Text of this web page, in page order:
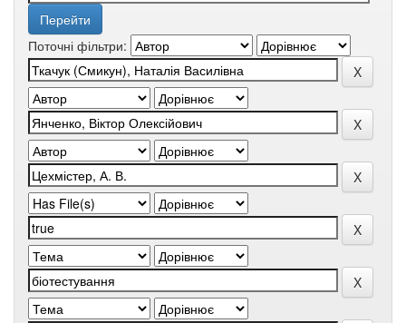
Поточні фільтри: